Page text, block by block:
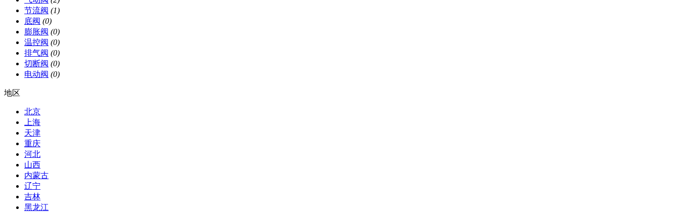
节流阀 (1)
底阀 (0)
膨胀阀 (0)
温控阀 (0)
排气阀 (0)
切断阀 (0)
电动阀 (0)
地区
北京
上海
天津
重庆
河北
山西
内蒙古
辽宁
吉林
黑龙江